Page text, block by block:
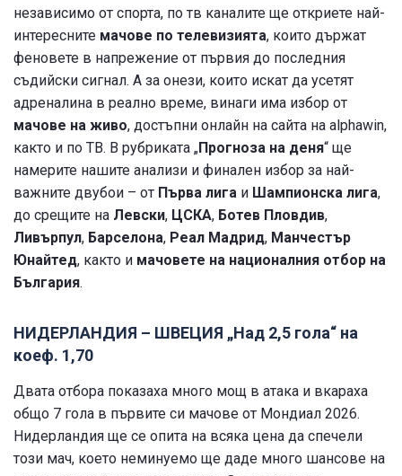
независимо от спорта, по тв каналите ще откриете най-
интересните мачове по телевизията, които държат
феновете в напрежение от първия до последния
съдийски сигнал. А за онези, които искат да усетят
адреналина в реално време, винаги има избор от
мачове на живо, достъпни онлайн на сайта на alphawin,
както и по ТВ. В рубриката „Прогноза на деня“ ще
намерите нашите анализи и финален избор за най-
важните двубои – от Първа лига и Шампионска лига,
до срещите на Левски, ЦСКА, Ботев Пловдив,
Ливърпул, Барселона, Реал Мадрид, Манчестър
Юнайтед, както и мачовете на националния отбор на
България.
НИДЕРЛАНДИЯ – ШВЕЦИЯ „Над 2,5 гола“ на
коеф. 1,70
Двата отбора показаха много мощ в атака и вкараха
общо 7 гола в първите си мачове от Мондиал 2026.
Нидерландия ще се опита на всяка цена да спечели
този мач, което неминуемо ще даде много шансове на